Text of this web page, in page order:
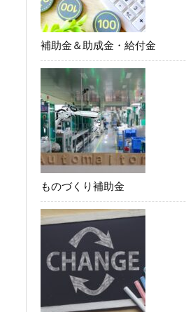
補助金＆助成金・給付金
ものづくり補助金